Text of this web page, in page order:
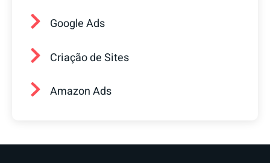
Google Ads
Criação de Sites
Amazon Ads